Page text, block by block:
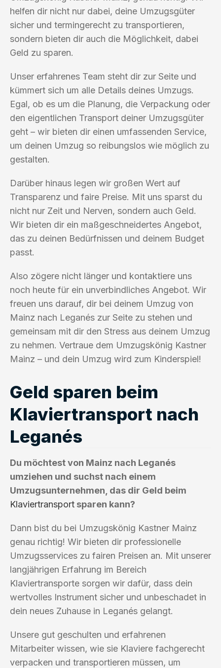
helfen dir nicht nur dabei, deine Umzugsgüter
sicher und termingerecht zu transportieren,
sondern bieten dir auch die Möglichkeit, dabei
Geld zu sparen.
Unser erfahrenes Team steht dir zur Seite und
kümmert sich um alle Details deines Umzugs.
Egal, ob es um die Planung, die Verpackung oder
den eigentlichen Transport deiner Umzugsgüter
geht – wir bieten dir einen umfassenden Service,
um deinen Umzug so reibungslos wie möglich zu
gestalten.
Darüber hinaus legen wir großen Wert auf
Transparenz und faire Preise. Mit uns sparst du
nicht nur Zeit und Nerven, sondern auch Geld.
Wir bieten dir ein maßgeschneidertes Angebot,
das zu deinen Bedürfnissen und deinem Budget
passt.
Also zögere nicht länger und kontaktiere uns
noch heute für ein unverbindliches Angebot. Wir
freuen uns darauf, dir bei deinem Umzug von
Mainz nach Leganés zur Seite zu stehen und
gemeinsam mit dir den Stress aus deinem Umzug
zu nehmen. Vertraue dem Umzugskönig Kastner
Mainz – und dein Umzug wird zum Kinderspiel!
Geld sparen beim
Klaviertransport nach
Leganés
Du möchtest von Mainz nach Leganés
umziehen und suchst nach einem
Umzugsunternehmen, das dir Geld beim
Klaviertransport sparen kann?
Dann bist du bei Umzugskönig Kastner Mainz
genau richtig! Wir bieten dir professionelle
Umzugsservices zu fairen Preisen an. Mit unserer
langjährigen Erfahrung im Bereich
Klaviertransporte sorgen wir dafür, dass dein
wertvolles Instrument sicher und unbeschadet in
dein neues Zuhause in Leganés gelangt.
Unsere gut geschulten und erfahrenen
Mitarbeiter wissen, wie sie Klaviere fachgerecht
verpacken und transportieren müssen, um